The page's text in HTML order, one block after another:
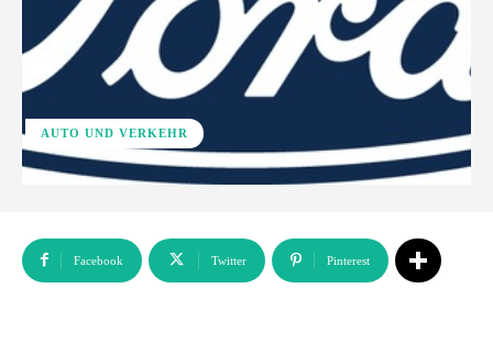
AUTO UND VERKEHR
Facebook Twitter Pinterest